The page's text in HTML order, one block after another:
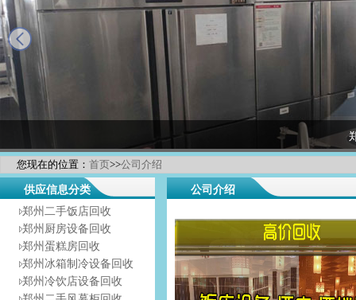
您现在的位置： 首页>>公司介绍
供应信息分类
郑州二手饭店回收
郑州厨房设备回收
郑州蛋糕房回收
郑州冰箱制冷设备回收
郑州冷饮店设备回收
公司介绍